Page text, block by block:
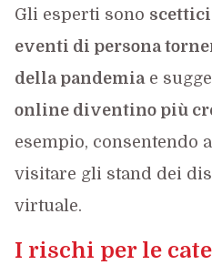
Gli esperti sono
eventi di persona
della pandemiae
online diventino più
esempio, consentendo
visitare gli stand dei
virtuale.
I rischi per le